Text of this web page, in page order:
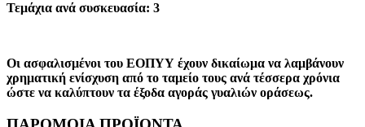
Τεμάχια ανά συσκευασία: 3
Οι ασφαλισμένοι του ΕΟΠΥΥ έχουν δικαίωμα να λαμβάνουν
χρηματική ενίσχυση από το ταμείο τους ανά τέσσερα χρόνια
ώστε να καλύπτουν τα έξοδα αγοράς γυαλιών οράσεως.